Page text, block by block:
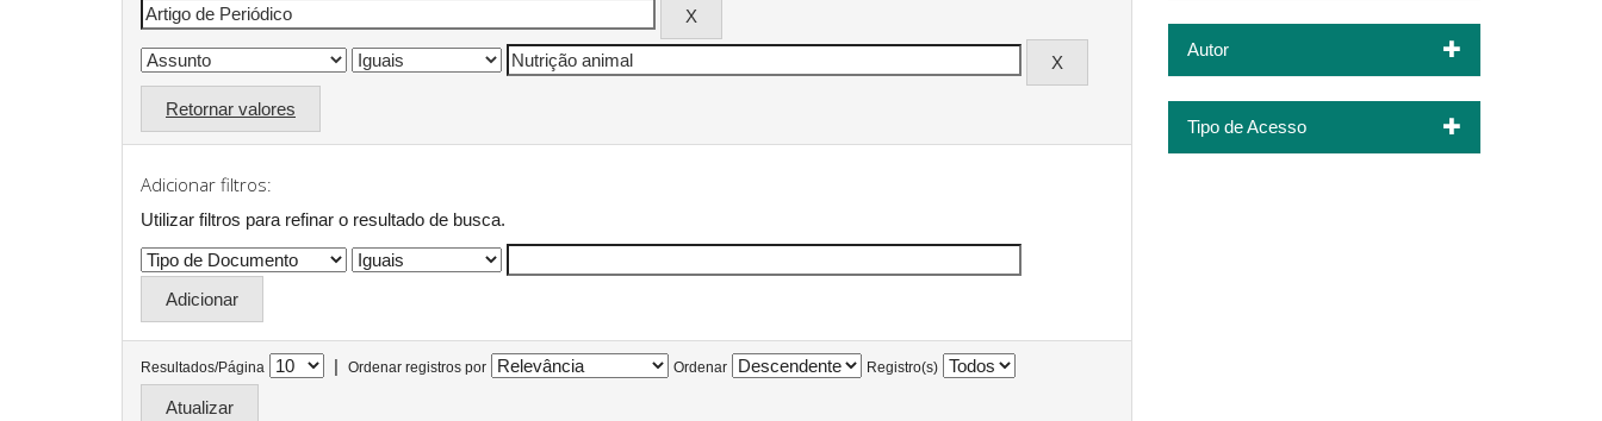
Retornar valores
Adicionar filtros:
Utilizar filtros para refinar o resultado de busca.
Resultados/Página | Ordenar registros por Ordenar Registro(s)
Autor
Tipo de Acesso